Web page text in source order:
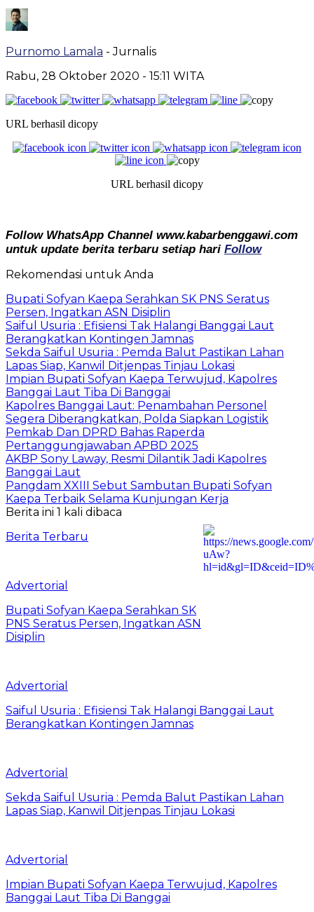
Purnomo Lamala - Jurnalis
Rabu, 28 Oktober 2020 - 15:11 WITA
URL berhasil dicopy
URL berhasil dicopy
Follow WhatsApp Channel www.kabarbenggawi.com
untuk update berita terbaru setiap hari Follow
Rekomendasi untuk Anda
Bupati Sofyan Kaepa Serahkan SK PNS Seratus
Persen, Ingatkan ASN Disiplin
Saiful Usuria : Efisiensi Tak Halangi Banggai Laut
Berangkatkan Kontingen Jamnas
Sekda Saiful Usuria : Pemda Balut Pastikan Lahan
Lapas Siap, Kanwil Ditjenpas Tinjau Lokasi
Impian Bupati Sofyan Kaepa Terwujud, Kapolres
Banggai Laut Tiba Di Banggai
Kapolres Banggai Laut: Penambahan Personel
Segera Diberangkatkan, Polda Siapkan Logistik
Pemkab Dan DPRD Bahas Raperda
Pertanggungjawaban APBD 2025
AKBP Sony Laway, Resmi Dilantik Jadi Kapolres
Banggai Laut
Pangdam XXIII Sebut Sambutan Bupati Sofyan
Kaepa Terbaik Selama Kunjungan Kerja
Berita ini 1 kali dibaca
Berita Terbaru
Advertorial
Bupati Sofyan Kaepa Serahkan SK
PNS Seratus Persen, Ingatkan ASN
Disiplin
Advertorial
Saiful Usuria : Efisiensi Tak Halangi Banggai Laut
Berangkatkan Kontingen Jamnas
Advertorial
Sekda Saiful Usuria : Pemda Balut Pastikan Lahan
Lapas Siap, Kanwil Ditjenpas Tinjau Lokasi
Advertorial
Impian Bupati Sofyan Kaepa Terwujud, Kapolres
Banggai Laut Tiba Di Banggai